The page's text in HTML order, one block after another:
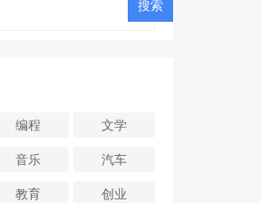
编程 文学
音乐 汽车
教育 创业